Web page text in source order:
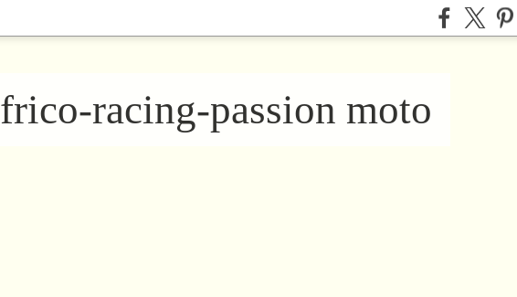
frico-racing-passion moto